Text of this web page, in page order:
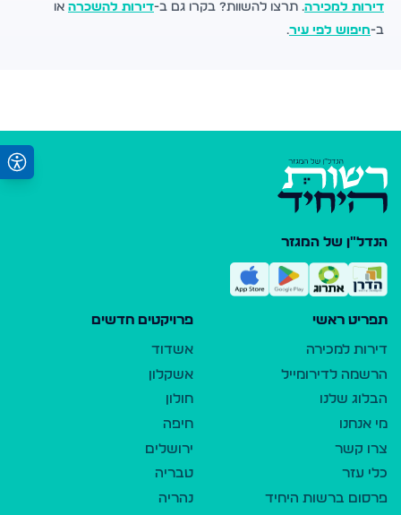
דירות למכירה. תרצו להשוות? בקרו גם ב-דירות להשכרה או
ב-חיפוש לפי עיר.
הנדל"ן של המגזר
תפריט ראשי
דירות למכירה
הרשמה לדירומייל
הבלוג שלנו
מי אנחנו
צרו קשר
כלי עזר
פרסום ברשות היחיד
פרויקטים חדשים
אשדוד
אשקלון
חולון
חיפה
ירושלים
טבריה
נהריה